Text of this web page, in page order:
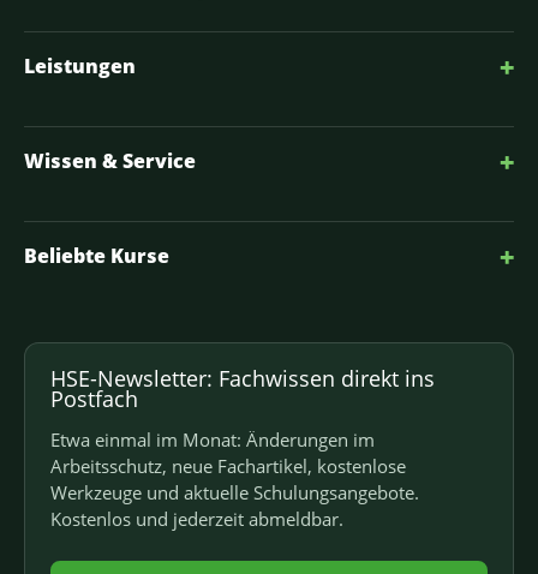
Leistungen +
Wissen & Service +
Beliebte Kurse +
HSE-Newsletter: Fachwissen direkt ins
Postfach
Etwa einmal im Monat: Änderungen im
Arbeitsschutz, neue Fachartikel, kostenlose
Werkzeuge und aktuelle Schulungsangebote.
Kostenlos und jederzeit abmeldbar.